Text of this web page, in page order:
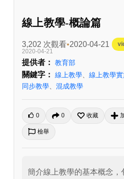
線上教學-概論篇
3,202 次觀看 2020-04-21
2020-04-21
提供者： 教育部
關鍵字： 線上教學 線上教學
同步教學
混成教學
0 0 收藏
檢舉
簡介線上教學的基本概念，